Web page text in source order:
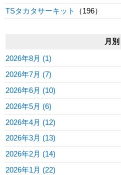
TSタカタサーキット
（196）
月別
2026年8月 (1)
2026年7月 (7)
2026年6月 (10)
2026年5月 (6)
2026年4月 (12)
2026年3月 (13)
2026年2月 (14)
2026年1月 (22)